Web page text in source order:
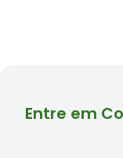
Entre em